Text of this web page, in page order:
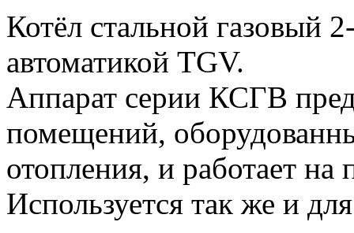
Котёл стальной газовый
автоматикой TGV.
Аппарат серии КСГВ
помещений,
отопления, и работает на
Используется так же и